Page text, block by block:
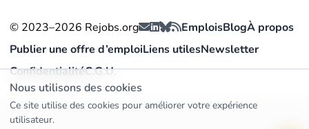
© 2023–2026 Rejobs.org EmploisBlogÀ propos
Publier une offre d’emploiLiens utilesNewsletter
ConfidentialitéC.G.U.
Nous utilisons des cookies
Ce site utilise des cookies pour améliorer votre expérience
utilisateur.